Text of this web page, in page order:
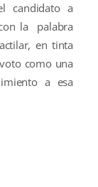
candidato a
la palabra
en tinta
como una
a esa